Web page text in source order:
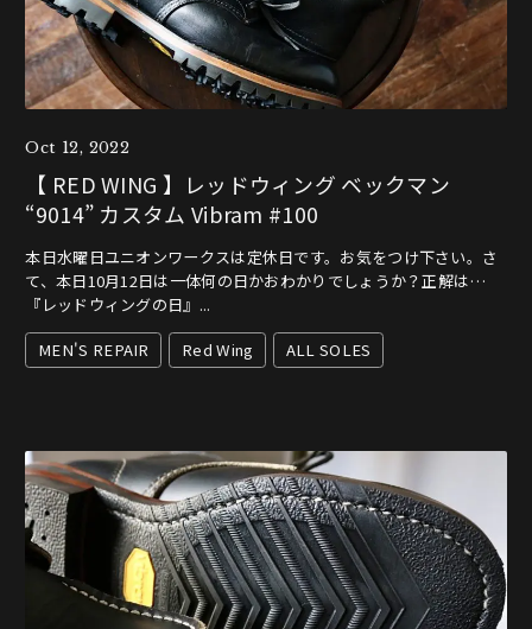
Oct 12, 2022
【 RED WING 】レッドウィング ベックマン
“9014” カスタム Vibram #100
本日水曜日ユニオンワークスは定休日です。お気をつけ下さい。さ
て、本日10月12日は一体何の日かおわかりでしょうか？正解は…
『レッドウィングの日』...
MEN'S REPAIR Red Wing ALL SOLES